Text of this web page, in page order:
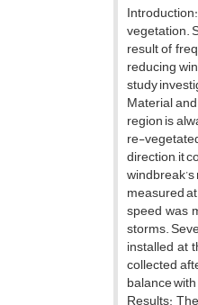
vegetation.
result of
reducing
study
Material
region is
re-
direction, it
measured
speed was
storms.
installed at
collected
balance